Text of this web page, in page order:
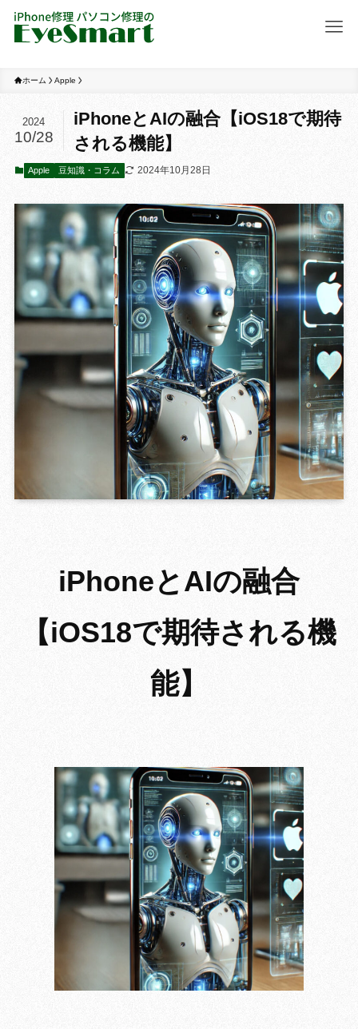
ホーム Apple
iPhoneとAIの融合【iOS18で期待
される機能】
2024
10/28
Apple 豆知識・コラム 2024年10月28日
iPhoneとAIの融合
【iOS18で期待される機
能】